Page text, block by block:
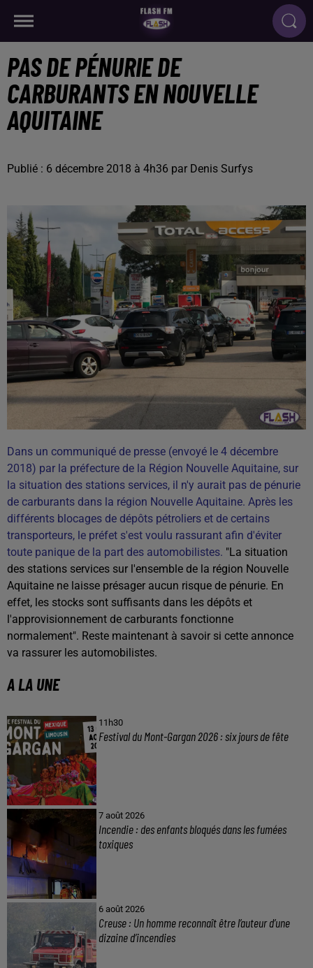
PAS DE PÉNURIE DE
CARBURANTS EN NOUVELLE
AQUITAINE
Publié : 6 décembre 2018 à 4h36 par Denis Surfys
Dans un communiqué de presse (envoyé le 4 décembre
2018) par la préfecture de la Région Nouvelle Aquitaine, sur
la situation des stations services, il n'y aurait pas de pénurie
de carburants dans la région Nouvelle Aquitaine. Après les
différents blocages de dépôts pétroliers et de certains
transporteurs, le préfet s'est voulu rassurant afin d'éviter
toute panique de la part des automobilistes. "La situation
des stations services sur l'ensemble de la région Nouvelle
Aquitaine ne laisse présager aucun risque de pénurie. En
effet, les stocks sont suffisants dans les dépôts et
l'approvisionnement de carburants fonctionne
normalement". Reste maintenant à savoir si cette annonce
va rassurer les automobilistes.
A LA UNE
11h30
Festival du Mont-Gargan 2026 : six jours de fête
7 août 2026
Incendie : des enfants bloqués dans les fumées
toxiques
6 août 2026
Creuse : Un homme reconnaît être l’auteur d’une
dizaine d’incendies